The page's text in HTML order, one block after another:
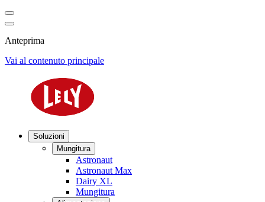
Anteprima
Vai al contenuto principale
Soluzioni
Mungitura
Astronaut
Astronaut Max
Dairy XL
Mungitura